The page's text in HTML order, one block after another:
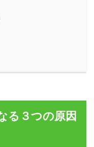
る３つの原因